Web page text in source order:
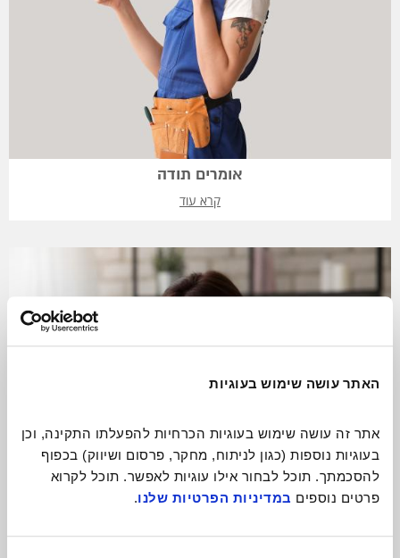
האתר עושה שימוש בעוגיות
פרטים נוספים במדיניות הפרטיות שלנו.
אומרים תודה
קרא עוד